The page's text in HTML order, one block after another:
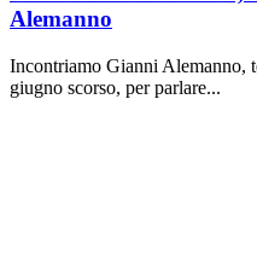
Alemanno
Incontriamo Gianni Alemanno,
giugno scorso, per parlare...